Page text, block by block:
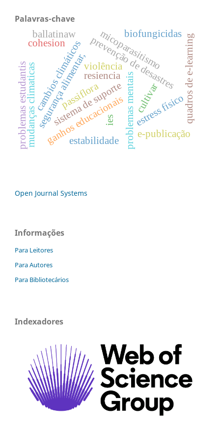
Palavras-chave
problemas mentais
sistema de suporte
segurança alimentar,resiencia
prevenção de desastres
mudanças climaticas estress físico
problemas estudantis violência
e-publicação
ies
ganhos educacionais
cambios climáticos quadros de e-learning
cohesion micoparasitismo
passiflora
estabilidade
biofungicidas
cultivar
ballatinaw
Open Journal Systems
Informações
Para Leitores
Para Autores
Para Bibliotecários
Indexadores